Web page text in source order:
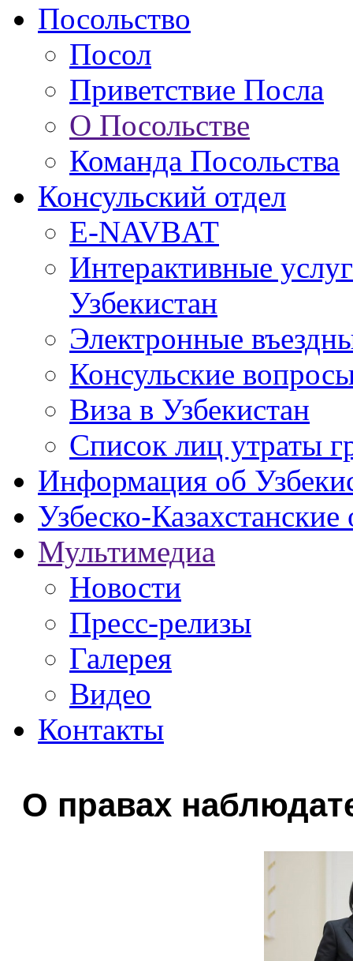
Посольство
Посол
Приветствие Посла
О Посольстве
Команда Посольства
Консульский отдел
E-NAVBAT
Интерактивные
Узбекистан
Электронные
Консульские
Виза в Узбекистан
Список лиц утраты
Информация об
Узбеско-
Мультимедиа
Новости
Пресс-релизы
Галерея
Видео
Контакты
О правах